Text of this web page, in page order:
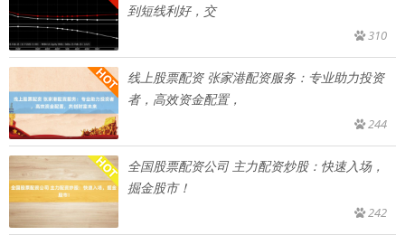
到短线利好，交
310
线上股票配资 张家港配资服务：专业助力投资
者，高效资金配置，
244
全国股票配资公司 主力配资炒股：快速入场，
掘金股市！
242